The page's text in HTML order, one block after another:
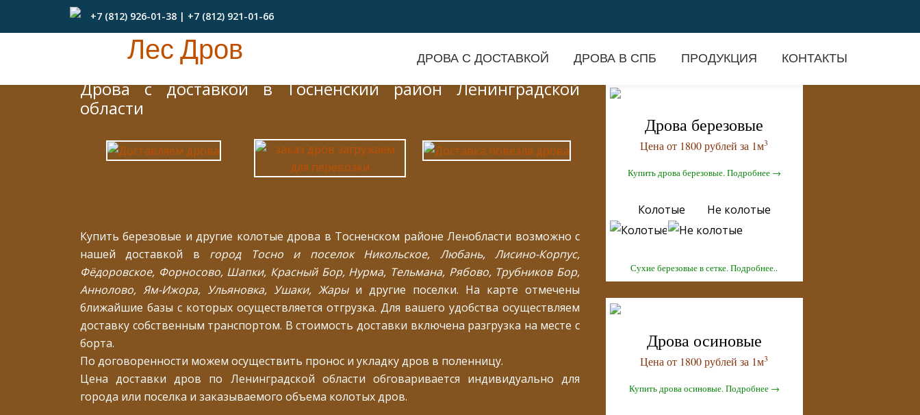
Перейти
+7 (812) 926-01-38 | +7 (812) 921-01-66
Лес Дров
Дрова с доставкой в Спб и Лен. области
ДРОВА С ДОСТАВКОЙ ДРОВА В СПБ ПРОДУКЦИЯ КОНТАКТЫ
Дрова с доставкой в Тосненский район Ленинградской
области
Купить березовые и другие колотые дрова в Тосненском районе Ленобласти возможно с
нашей доставкой в город Тосно и поселок Никольское, Любань, Лисино-Корпус,
Фёдоровское, Форносово, Шапки, Красный Бор, Нурма, Тельмана, Рябово, Трубников Бор,
Аннолово, Ям-Ижора, Ульяновка, Ушаки, Жарыи другие поселки. На карте отмечены
ближайшие базы с которых осуществляется отгрузка. Для вашего удобства осуществляем
доставку собственным транспортом. В стоимость доставки включена разгрузка на месте с
борта.
По договоренности можем осуществить пронос и укладку дров в поленницу.
Цена доставки дров по Ленинградской области обговаривается индивидуально для
города или поселка и заказываемого объема колотых дров.
Дрова березовые
Цена от 1800 рублей за 1м3
Купить дрова березовые. Подробнее →
Колотые Не колотые
Сухие березовые в сетке. Подробнее..
Дрова осиновые
Цена от 1800 рублей за 1м3
Купить дрова осиновые. Подробнее →